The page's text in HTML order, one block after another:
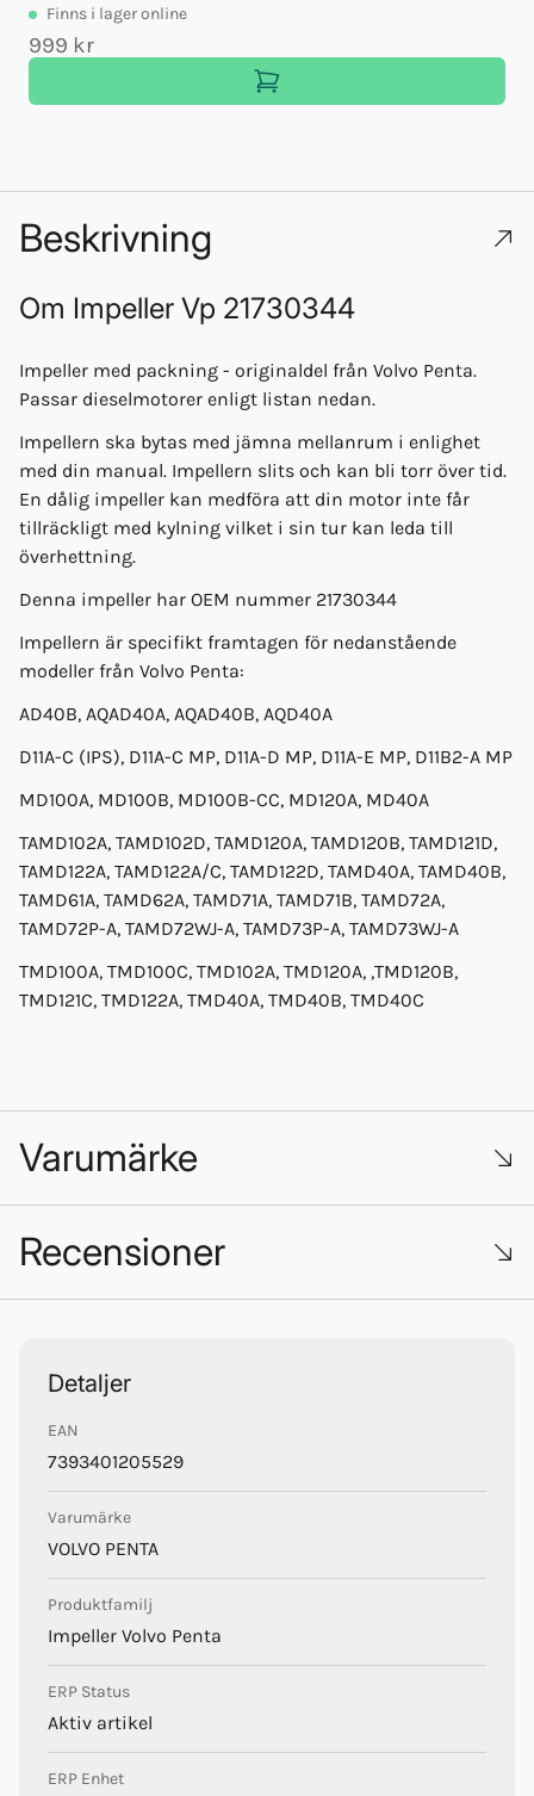
Finns i lager online
999 kr
Beskrivning
Om Impeller Vp 21730344
Impeller med packning - originaldel från Volvo Penta.
Passar dieselmotorer enligt listan nedan.
Impellern ska bytas med jämna mellanrum i enlighet
med din manual. Impellern slits och kan bli torr över tid.
En dålig impeller kan medföra att din motor inte får
tillräckligt med kylning vilket i sin tur kan leda till
överhettning.
Denna impeller har OEM nummer 21730344
Impellern är specifikt framtagen för nedanstående
modeller från Volvo Penta:
AD40B, AQAD40A, AQAD40B, AQD40A
D11A-C (IPS), D11A-C MP, D11A-D MP, D11A-E MP, D11B2-A MP
MD100A, MD100B, MD100B-CC, MD120A, MD40A
TAMD102A, TAMD102D, TAMD120A, TAMD120B, TAMD121D,
TAMD122A, TAMD122A/C, TAMD122D, TAMD40A, TAMD40B,
TAMD61A, TAMD62A, TAMD71A, TAMD71B, TAMD72A,
TAMD72P-A, TAMD72WJ-A, TAMD73P-A, TAMD73WJ-A
TMD100A, TMD100C, TMD102A, TMD120A, ,TMD120B,
TMD121C, TMD122A, TMD40A, TMD40B, TMD40C
Varumärke
Volvo Penta
Recensioner
Detaljer
EAN
7393401205529
Varumärke
VOLVO PENTA
Produktfamilj
Impeller Volvo Penta
ERP Status
Aktiv artikel
ERP Enhet